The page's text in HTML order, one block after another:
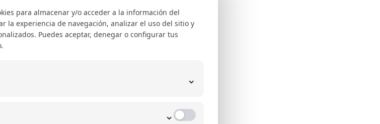
automática de miniaturas.
o falta de recursos del servidor.
o configuraciones erróneas.
faltantes o corruptas.
para almacenar y/o acceder a la información del
la experiencia de navegación, analizar el uso del sitio y
Puedes aceptar, denegar o configurar tus
⌄
⌄